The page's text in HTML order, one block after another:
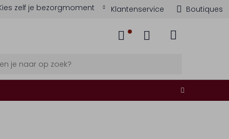
zelf je bezorgmoment Klantenservice Boutiques